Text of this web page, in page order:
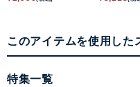
このアイテムを使用した
特集一覧